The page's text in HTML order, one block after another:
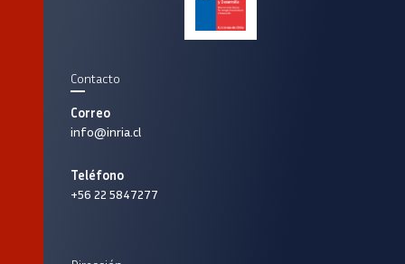
Contacto
Correo
info@inria.cl
Teléfono
+56 22 5847277